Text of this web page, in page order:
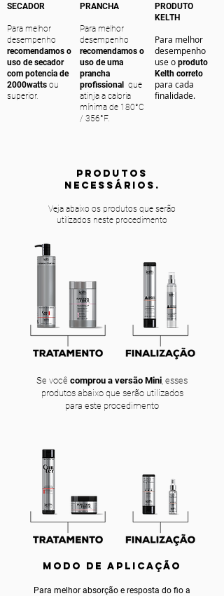
SECADOR
Para melhor
desempenho
recomendamos o
uso de secador
com potencia de
2000watts ou
superior.
PRANCHA
Para melhor
desempenho
recomendamos o
uso de uma
prancha
profissional que
atinja a caloria
mínima de 180°C
/ 356°F.
PRODUTO
KELTH
Para melhor
desempenho
use o produto
Kelth correto
para cada
finalidade.
PRODUTOS
NECESSÁRIOS.
Veja abaixo os produtos que serão
utilizados neste procedimento
Se você comprou a versão Mini , esses
produtos abaixo que serão utilizados
para este procedimento
MODO DE APLICAÇÃO
Para melhor absorção e resposta do fio a